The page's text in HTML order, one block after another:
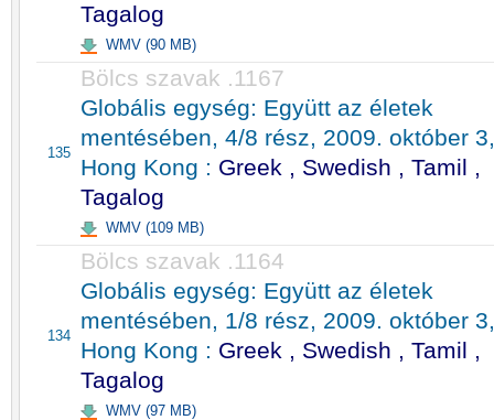
Tagalog
WMV (90 MB)
135
Bölcs szavak .1167
Globális egység: Együtt az életek
mentésében, 4/8 rész, 2009. október 3,
Hong Kong : Greek , Swedish , Tamil ,
Tagalog
WMV (109 MB)
134
Bölcs szavak .1164
Globális egység: Együtt az életek
mentésében, 1/8 rész, 2009. október 3,
Hong Kong : Greek , Swedish , Tamil ,
Tagalog
WMV (97 MB)